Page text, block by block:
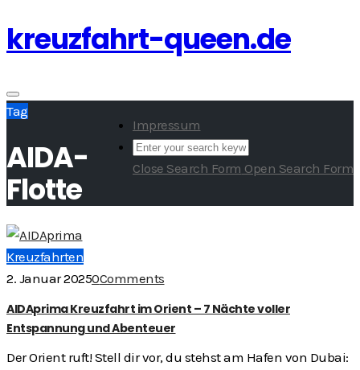
Skip
to
kreuzfahrt-queen.de
Toggle
navigation
Impressum
Close Search Form Open Search Form
Tag
AIDA-
Flotte
Kreuzfahrten
2. Januar 20250Comments
AIDAprima Kreuzfahrt im Orient – 7 Nächte voller
Entspannung und Abenteuer
Der Orient ruft! Stell dir vor, du stehst am Hafen von Dubai: